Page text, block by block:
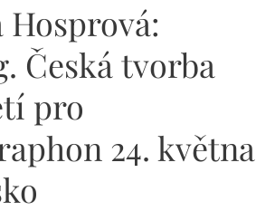
Hosprová:
Česká tvorba
pro
24. května